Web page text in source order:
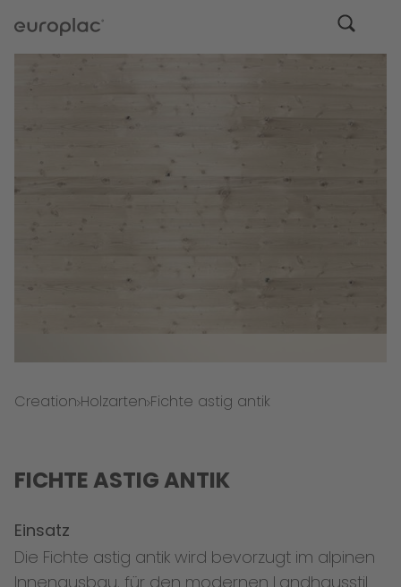
Creation Holzarten Fichte astig antik
FICHTE ASTIG ANTIK
Einsatz
Die Fichte astig antik wird bevorzugt im alpinen
Innenausbau, für den modernen Landhausstil